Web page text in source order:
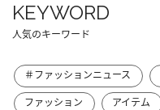
KEYWORD
人気のキーワード
＃ファッションニュース
ファッション
アイテム